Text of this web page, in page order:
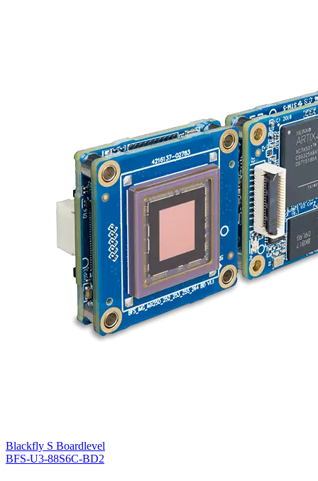
Blackfly S Boardlevel
BFS-U3-88S6C-BD2